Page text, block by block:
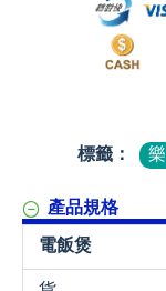
標籤：
產品規格
電飯煲